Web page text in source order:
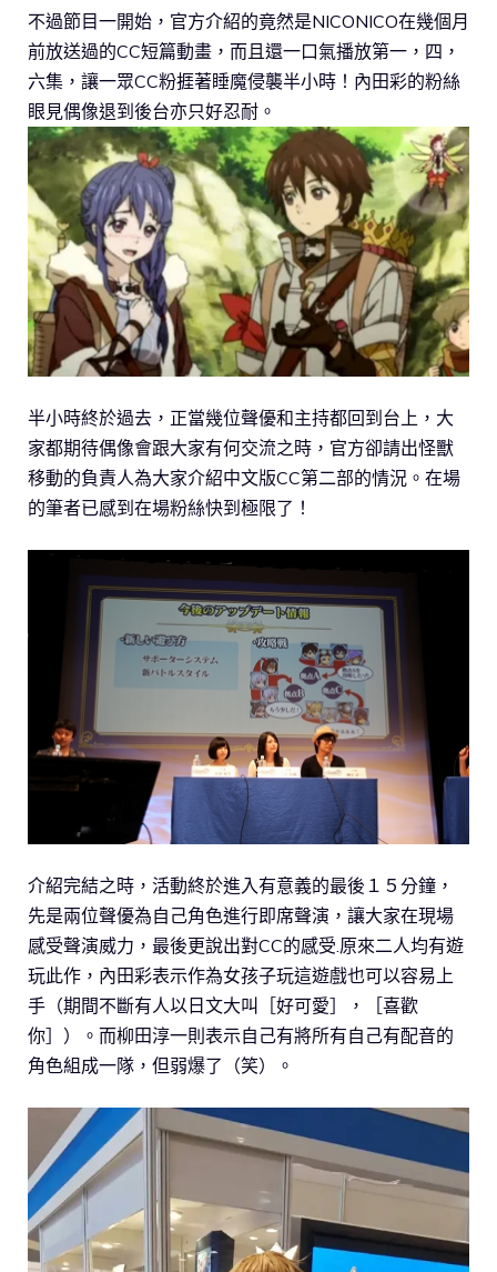
不過節目一開始，官方介紹的竟然是NICONICO在幾個月
前放送過的CC短篇動畫，而且還一口氣播放第一，四，
六集，讓一眾CC粉捱著睡魔侵襲半小時！內田彩的粉絲
眼見偶像退到後台亦只好忍耐。
半小時終於過去，正當幾位聲優和主持都回到台上，大
家都期待偶像會跟大家有何交流之時，官方卻請出怪獸
移動的負責人為大家介紹中文版CC第二部的情況。在場
的筆者已感到在場粉絲快到極限了！
介紹完結之時，活動終於進入有意義的最後１５分鐘，
先是兩位聲優為自己角色進行即席聲演，讓大家在現場
感受聲演威力，最後更說出對CC的感受.原來二人均有遊
玩此作，內田彩表示作為女孩子玩這遊戲也可以容易上
手（期間不斷有人以日文大叫［好可愛］，［喜歡
你］）。而柳田淳一則表示自己有將所有自己有配音的
角色組成一隊，但弱爆了（笑）。